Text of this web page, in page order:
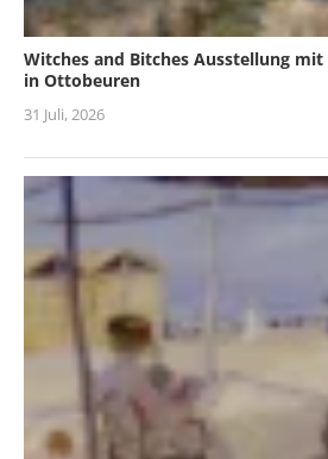
Witches and Bitches Ausstellung
in Ottobeuren
31 Juli, 2026